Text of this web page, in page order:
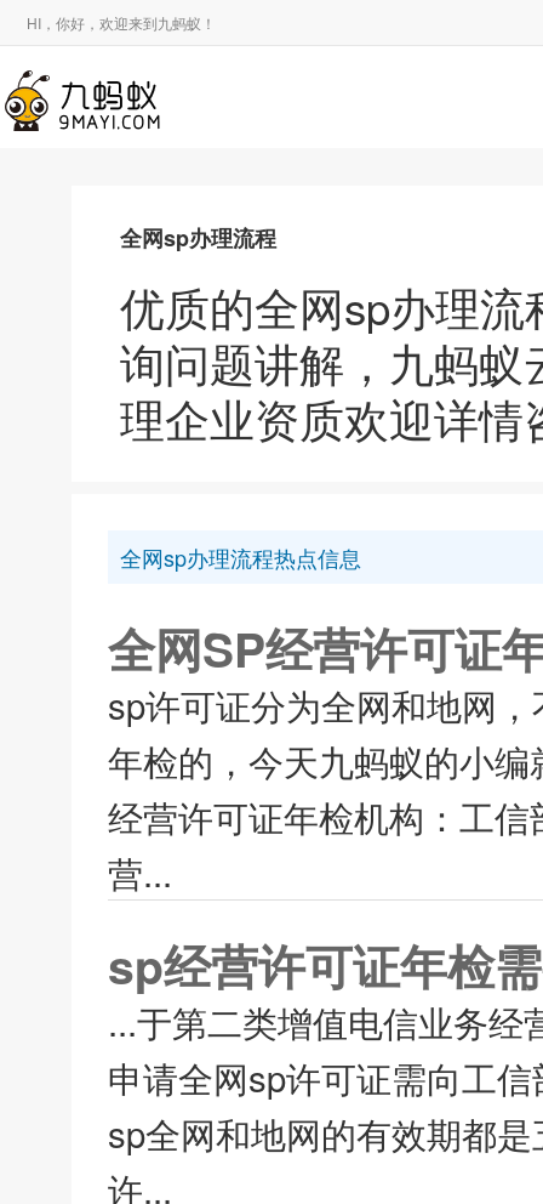
HI，你好，欢迎来到九蚂蚁！
全网sp办理流程
优质的全网sp办理
询问题讲解，九蚂
理企业资质欢迎详情
全网sp办理流程热点信息
全网SP经营许可证
sp许可证分为全网和地网
年检的，今天九蚂蚁的小
经营许可证年检机构：工
营...
sp经营许可证年检
...于第二类增值电信业务
申请全网sp许可证需向工
sp全网和地网的有效期都
许...